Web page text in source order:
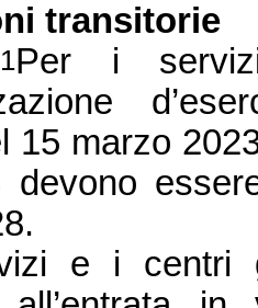
transitorie
1Per i
15 marzo
e i centri